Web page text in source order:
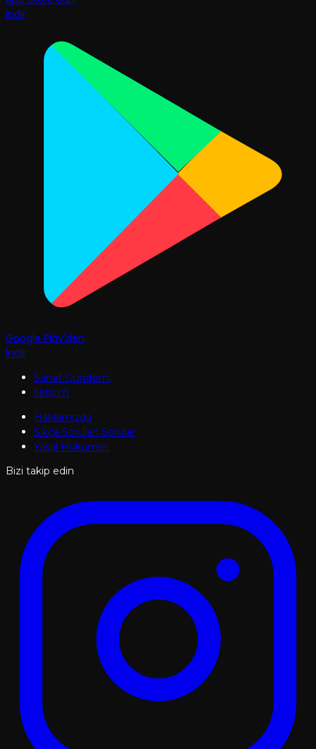
İndir
Google Play'den
İndir
Sanat Gündemi
İletişim
Hakkımızda
Sıkça Sorulan Sorular
Yasal Hükümler
Bizi takip edin